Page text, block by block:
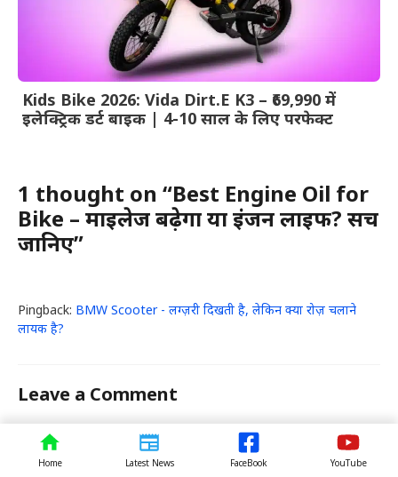
Kids Bike 2026: Vida Dirt.E K3 – ₹69,990 में
इलेक्ट्रिक डर्ट बाइक | 4-10 साल के लिए परफेक्ट
1 thought on “Best Engine Oil for
Bike – माइलेज बढ़ेगा या इंजन लाइफ? सच
जानिए”
Pingback: BMW Scooter - लग्ज़री दिखती है, लेकिन क्या रोज़ चलाने
लायक है?
Leave a Comment
Comment
Home Latest News FaceBook YouTube